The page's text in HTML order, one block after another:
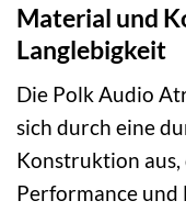
Material und
Langlebigkeit
Die Polk Audio
sich durch eine
Konstruktion
Performance und